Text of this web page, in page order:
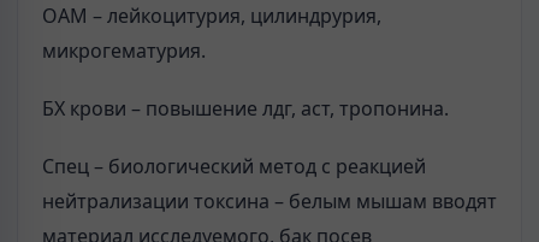
ОАМ – лейкоцитурия, цилиндрурия,
микрогематурия.
БХ крови – повышение лдг, аст, тропонина.
Спец – биологический метод с реакцией
нейтрализации токсина – белым мышам вводят
материал исследуемого, бак посев